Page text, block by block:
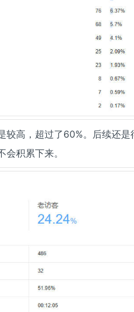
较高，超过了60%。后续还是
积累下来。